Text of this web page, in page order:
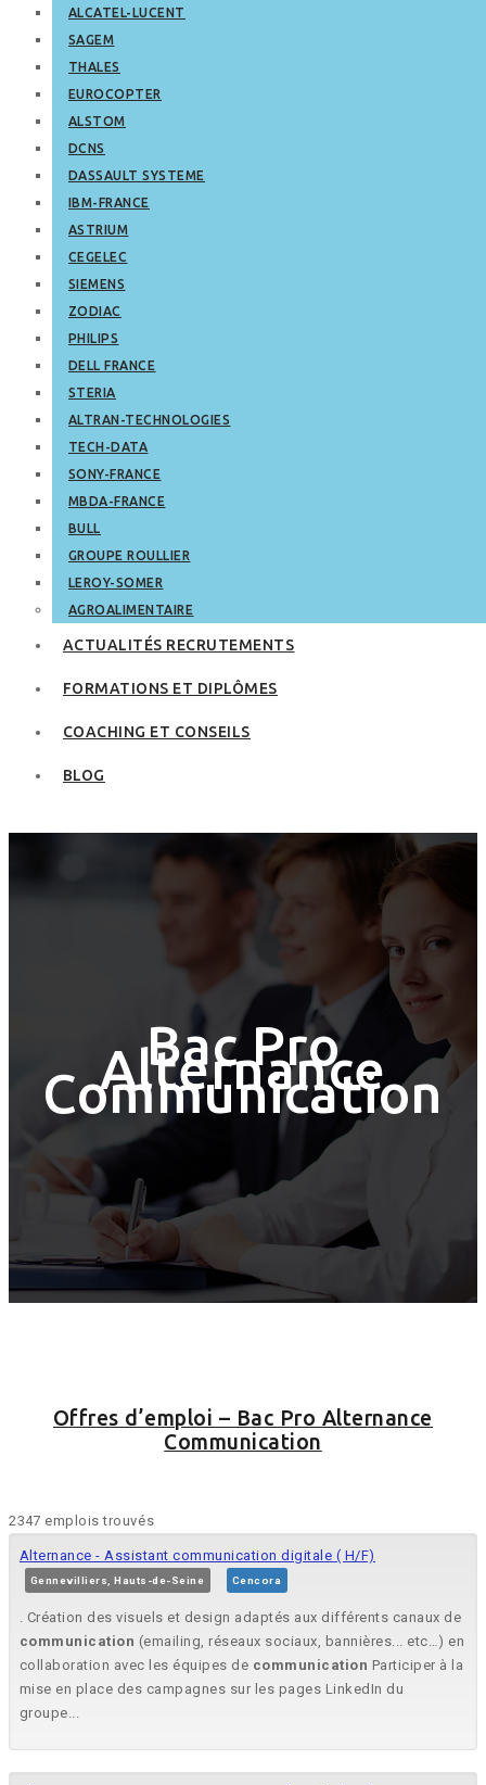
ALCATEL-LUCENT
SAGEM
THALES
EUROCOPTER
ALSTOM
DCNS
DASSAULT SYSTEME
IBM-FRANCE
ASTRIUM
CEGELEC
SIEMENS
ZODIAC
PHILIPS
DELL FRANCE
STERIA
ALTRAN-TECHNOLOGIES
TECH-DATA
SONY-FRANCE
MBDA-FRANCE
BULL
GROUPE ROULLIER
LEROY-SOMER
AGROALIMENTAIRE
ACTUALITÉS RECRUTEMENTS
FORMATIONS ET DIPLÔMES
COACHING ET CONSEILS
BLOG
Bac Pro
Alternance
Communication
Offres d’emploi – Bac Pro Alternance
Communication
2347 emplois trouvés
Alternance - Assistant communication digitale ( H/F)
Gennevilliers, Hauts-de-Seine Cencora
. Création des visuels et design adaptés aux différents canaux de
communication (emailing, réseaux sociaux, bannières... etc…) en
collaboration avec les équipes de communication Participer à la
mise en place des campagnes sur les pages LinkedIn du
groupe...